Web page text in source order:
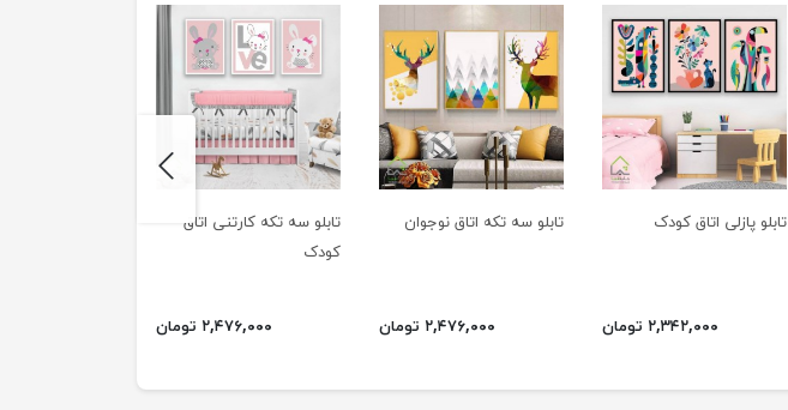
تابلو پازلی اتاق کودک
۲,۳۴۲,۰۰۰ تومان
تابلو سه تکه اتاق نوجوان
۲,۴۷۶,۰۰۰ تومان
تابلو سه تکه کارتنی اتاق
کودک
۲,۴۷۶,۰۰۰ تومان
next